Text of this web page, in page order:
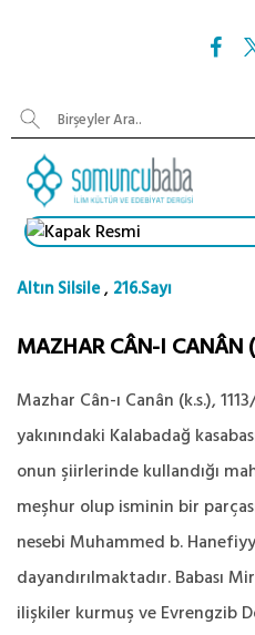
Altın Silsile, 216.Sayı
MAZHAR CÂN-I CANÂN
Mazhar Cân-ı Canân (k.s.),
yakınındaki Kalabadağ
onun şiirlerinde kullandığı
meşhur olup isminin bir
nesebi Muhammed b.
dayandırılmaktadır. Babası
ilişkiler kurmuş ve Evrengzib